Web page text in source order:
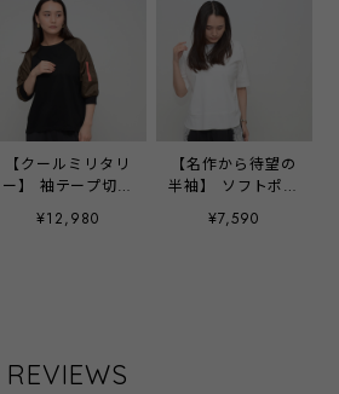
【クールミリタリ
ー】 袖テープ切替
カットソー ‐
LEO-2652 ブラッ
¥12,980
【名作から待望の
半袖】 ソフトポン
チバックスリット
Tシャツ ‐ LER-
¥7,590
REVIEWS